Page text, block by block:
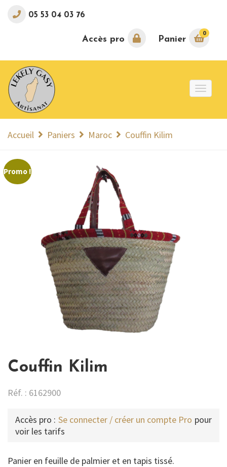
05 53 04 03 76
Accès pro Panier
0
Toggle
Accueil Paniers Maroc Couffin Kilim
Promo !
Couffin Kilim
Réf. : 6162900
Accès pro : Se connecter / créer un compte Pro pour
voir les tarifs
Panier en feuille de palmier et en tapis tissé.